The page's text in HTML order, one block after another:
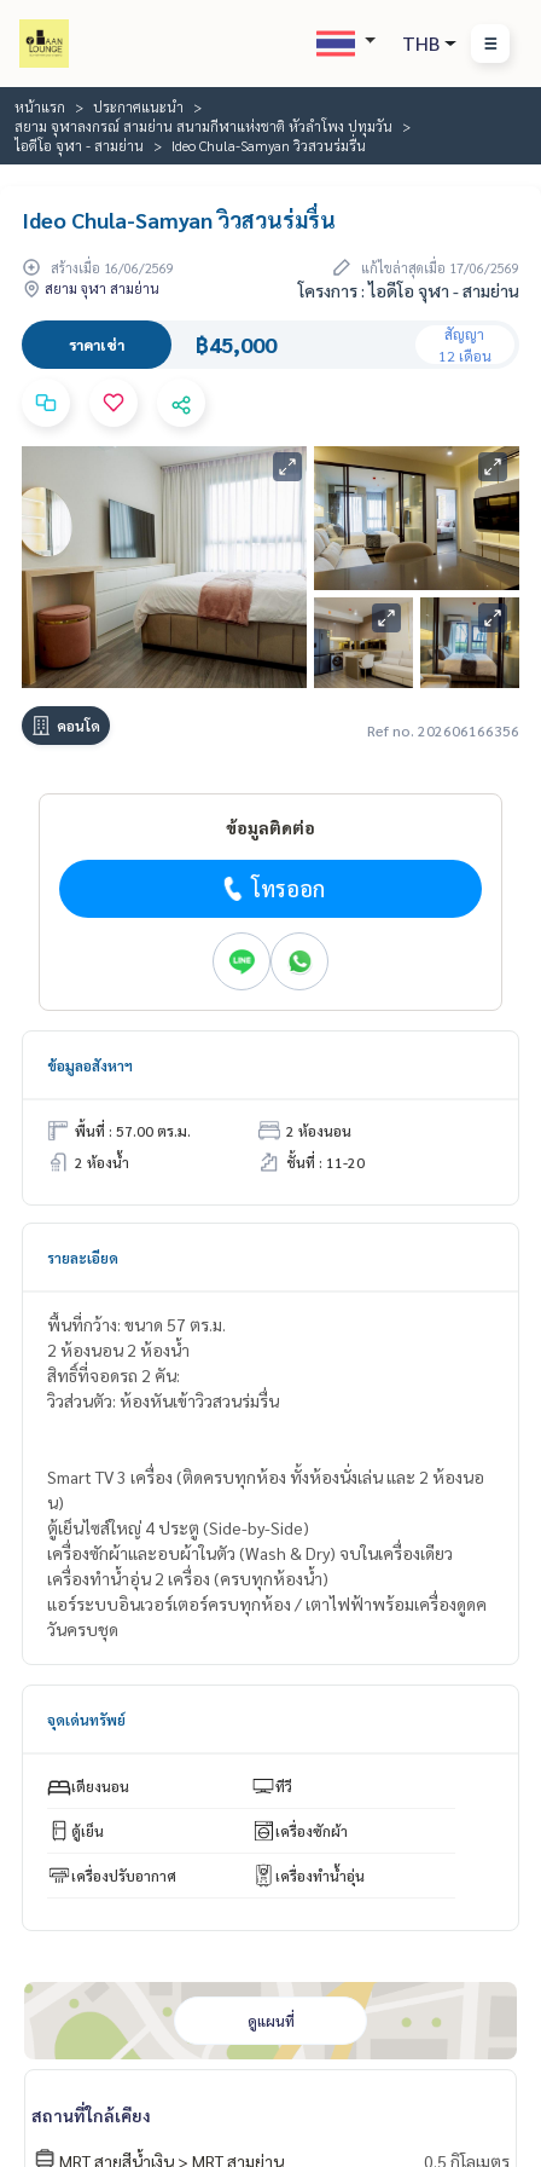
THB
หน้าแรก
ประกาศแนะนำ
สยาม จุฬาลงกรณ์ สามย่าน สนามกีฬาแห่งชาติ หัวลำโพง ปทุมวัน
ไอดีโอ จุฬา - สามย่าน
Ideo Chula-Samyan วิวสวนร่มรื่น
Ideo Chula-Samyan วิวสวนร่มรื่น
สร้างเมื่อ 16/06/2569
แก้ไขล่าสุดเมื่อ 17/06/2569
สยาม จุฬา สามย่าน
โครงการ : ไอดีโอ จุฬา - สามย่าน
ราคาเช่า ฿45,000
สัญญา
12 เดือน
คอนโด Ref no. 202606166356
ข้อมูลติดต่อ
โทรออก
ข้อมูลอสังหาฯ
พื้นที่ : 57.00 ตร.ม.
2 ห้องนอน
2 ห้องน้ำ
ชั้นที่ : 11-20
รายละเอียด
พื้นที่กว้าง: ขนาด 57 ตร.ม.
2 ห้องนอน 2 ห้องน้ำ
สิทธิ์ที่จอดรถ 2 คัน:
วิวส่วนตัว: ห้องหันเข้าวิวสวนร่มรื่น
Smart TV 3 เครื่อง (ติดครบทุกห้อง ทั้งห้องนั่งเล่น และ 2 ห้องนอ
น)
ตู้เย็นไซส์ใหญ่ 4 ประตู (Side-by-Side)
เครื่องซักผ้าและอบผ้าในตัว (Wash & Dry) จบในเครื่องเดียว
เครื่องทำน้ำอุ่น 2 เครื่อง (ครบทุกห้องน้ำ)
แอร์ระบบอินเวอร์เตอร์ครบทุกห้อง / เตาไฟฟ้าพร้อมเครื่องดูดค
วันครบชุด
จุดเด่นทรัพย์
เตียงนอน ทีวี
ตู้เย็น เครื่องซักผ้า
เครื่องปรับอากาศ เครื่องทำน้ำอุ่น
ดูแผนที่
สถานที่ใกล้เคียง
MRT สายสีน้ำเงิน > MRT สามย่าน 0.5 กิโลเมตร